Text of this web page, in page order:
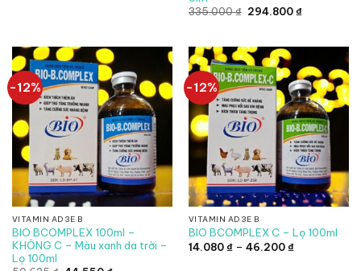
335.000₫ Giá
294.800₫Giá
294.800 ₫.
-12%
VITAMIN AD3E B
BIO BCOMPLEX 100ml –
KHÔNG C – Màu xanh da trời –
Lọ 100ml
-12%
VITAMIN AD3E B
BIO BCOMPLEX C – Lọ 100ml
14.080₫ – 46.200₫Khoảng